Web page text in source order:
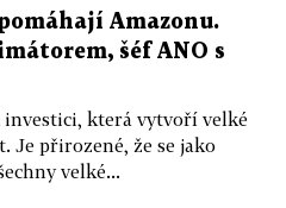
Amazonu.
šéf ANO s
která vytvoří velké
Je přirozené, že se jako
velké...